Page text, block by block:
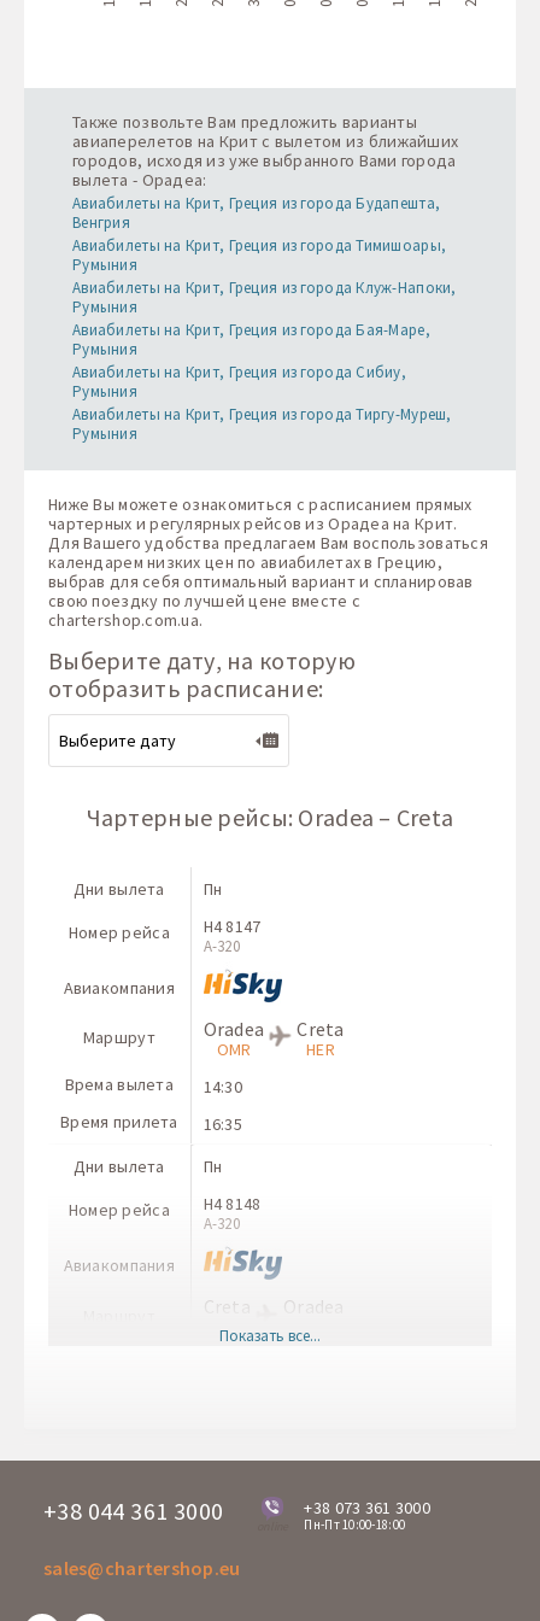
Также позвольте Вам предложить варианты
авиаперелетов на Крит с вылетом из ближайших
городов, исходя из уже выбранного Вами города
вылета - Орадеа:
Авиабилеты на Крит, Греция из города Будапешта,
Венгрия
Авиабилеты на Крит, Греция из города Тимишоары,
Румыния
Авиабилеты на Крит, Греция из города Клуж-Напоки,
Румыния
Авиабилеты на Крит, Греция из города Бая-Маре,
Румыния
Авиабилеты на Крит, Греция из города Сибиу,
Румыния
Авиабилеты на Крит, Греция из города Тиргу-Муреш,
Румыния
Ниже Вы можете ознакомиться с расписанием прямых
чартерных и регулярных рейсов из Орадеа на Крит.
Для Вашего удобства предлагаем Вам воспользоваться
календарем низких цен по авиабилетах в Грецию,
выбрав для себя оптимальный вариант и спланировав
свою поездку по лучшей цене вместе с
chartershop.com.ua.
Выберите дату, на которую
отобразить расписание:
Чартерные рейсы: Oradea – Creta
Дни вылета
Номер рейса
Авиакомпания
Маршрут
Врема вылета
Время прилета
Пн
H4 8147
A-320
Oradea
OMR
Creta
HER
14:30
16:35
Дни вылета
Номер рейса
Авиакомпания
Пн
H4 8148
A-320
Creta
HER
Oradea
Boeing 737-800
Oradea
Показать все...
+38 044 361 3000
online
+38 073 361 3000
Пн-Пт 10:00-18:00
sales@chartershop.eu